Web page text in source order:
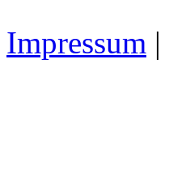
Impressum |